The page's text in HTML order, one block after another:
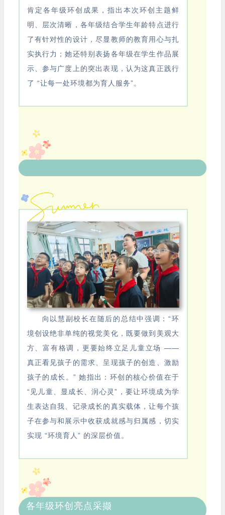
肯定各年级环创成果，指出本次环创主题鲜
明、层次清晰，各年级结合学生年龄特点进行
了有针对性的设计，尽显教师的教育用心与扎
实执行力；她还特别表扬各年级在学生作品展
示、参与广度上的突出表现，认为这真正践行
了 “让每一处环境都为育人服务”。
向以慧副校长在随后的总结中强调：“环
境创设绝非单纯的视觉美化，既要做到美观大
方、富有格调，更要始终立足儿童立场 ——
真正看见孩子的需求、呈现孩子的创造、激励
孩子的成长。” 她指出：环创的核心价值在于
“见儿童、显成长、润心灵”，要让环境成为学
生表达自我、记录成长的真实载体，让每个孩
子在参与和展示中收获成就感与归属感，切实
实现 “环境育人” 的深层价值。
各年级环创亮点采撷